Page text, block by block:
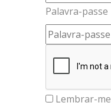
Palavra-passe
Lembrar-me